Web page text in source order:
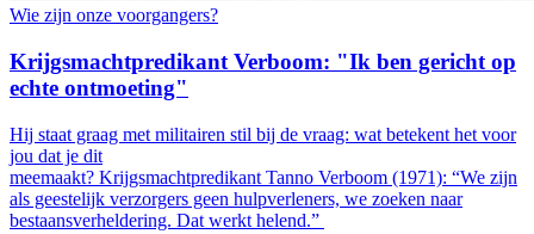
Wie zijn onze voorgangers?
Krijgsmachtpredikant Verboom: "Ik ben gericht op
echte ontmoeting"
Hij staat graag met militairen stil bij de vraag: wat betekent het voor
jou dat je dit
meemaakt? Krijgsmachtpredikant Tanno Verboom (1971): “We zijn
als geestelijk verzorgers geen hulpverleners, we zoeken naar
bestaansverheldering. Dat werkt helend.”